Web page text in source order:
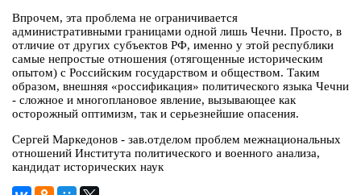
Впрочем, эта проблема не ограничивается
административными границами одной лишь Чечни. Просто, в
отличие от других субъектов РФ, именно у этой республики
самые непростые отношения (отягощенные историческим
опытом) с Российским государством и обществом. Таким
образом, внешняя «россификация» политического языка Чечни
- сложное и многоплановое явление, вызывающее как
осторожный оптимизм, так и серьезнейшие опасения.
Сергей Маркедонов - зав.отделом проблем межнациональных
отношений Института политического и военного анализа,
кандидат исторических наук